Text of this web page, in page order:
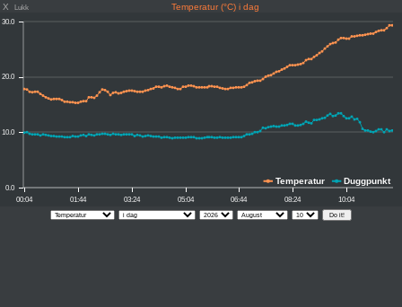
X Lukk Temperatur (°C) i dag